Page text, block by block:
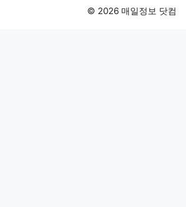
© 2026 매일정보 닷컴